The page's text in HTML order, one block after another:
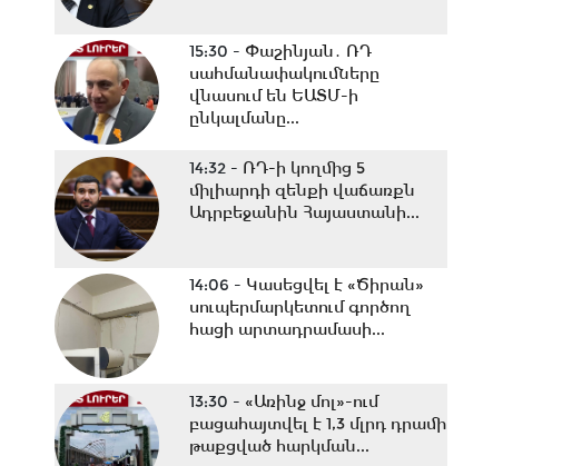
15:30 - Փաշինյան․ ՌԴ
սահմանափակումները
վնասում են ԵԱՏՄ-ի
ընկալմանը...
14:32 - ՌԴ-ի կողմից 5
միլիարդի զենքի վաճառքն
Ադրբեջանին Հայաստանի...
14:06 - Կասեցվել է «Ծիրան»
սուպերմարկետում գործող
հացի արտադրամասի...
13:30 - «Առինջ մոլ»-ում
բացահայտվել է 1,3 մլրդ դրամի
թաքցված հարկման...